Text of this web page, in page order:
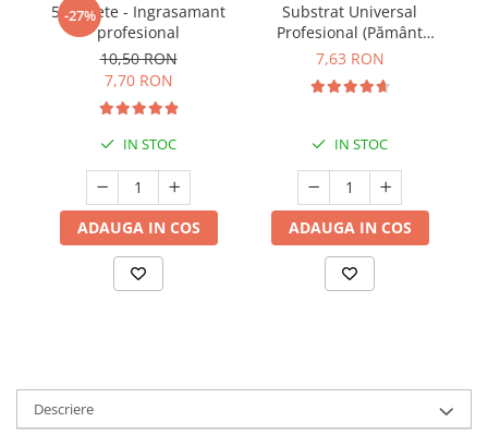
-27%
5 Tablete - Ingrasamant
profesional
10,50 RON
7,70 RON
IN STOC
ADAUGA IN COS
Substrat Universal
Profesional (Pământ
Premium) - 5 L
7,63 RON
IN STOC
ADAUGA IN COS
Descriere